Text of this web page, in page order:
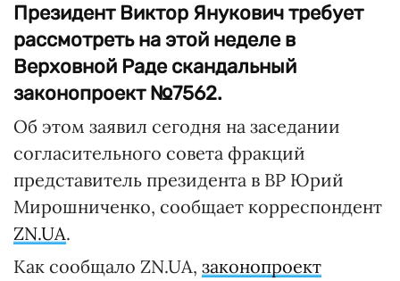
Президент Виктор Янукович требует
рассмотреть на этой неделе в
Верховной Раде скандальный
законопроект №7562.
Об этом заявил сегодня на заседании
согласительного совета фракций
представитель президента в ВР Юрий
Мирошниченко, сообщает корреспондент
ZN.UA.
Как сообщало ZN.UA, законопроект